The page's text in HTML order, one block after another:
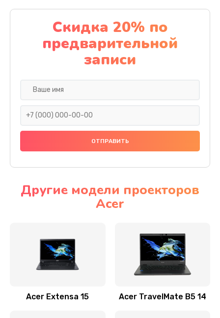
Заказать
Чистка от пыли
1060 руб.
Заказать
Ремонт подсветки
Настройка BIOS
Замена видеочипа
Заказать
Скидка 20% по
предварительной
записи
Другие модели проекторов
Acer
Acer Extensa 15 Acer TravelMate B5 14